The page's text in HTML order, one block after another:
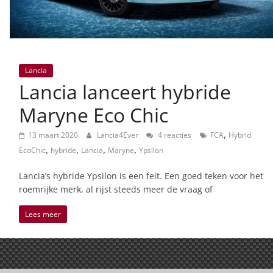
Lancia
Lancia lanceert hybride
Maryne Eco Chic
13 maart 2020 Lancia4Ever 4 reacties FCA, Hybrid
EcoChic, hybride, Lancia, Maryne, Ypsilon
Lancia’s hybride Ypsilon is een feit. Een goed teken voor het
roemrijke merk, al rijst steeds meer de vraag of
Lees meer